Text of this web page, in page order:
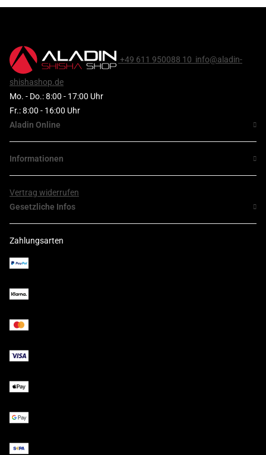
+49 611 950088 10 info@aladin-
shishashop.de
Mo. - Do.: 8:00 - 17:00 Uhr
Fr.: 8:00 - 16:00 Uhr
Aladin Online
Informationen
Vertrag widerrufen
Gesetzliche Infos
Zahlungsarten